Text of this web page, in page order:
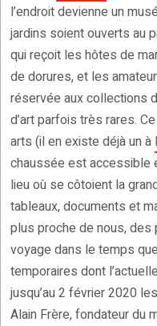
l’endroit devienne un
jardins soient ouverts au
qui reçoit les hôtes de
de dorures, et les
réservée aux collections
d’art parfois très rares.
arts (il en existe déjà un à
chaussée est accessible
lieu où se côtoient la
tableaux, documents et
plus proche de nous,
voyage dans le temps
temporaires dont
jusqu’au 2 février 2020
Alain Frère, fondateur du